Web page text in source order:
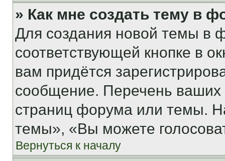
» Как мне создать тему в
Для создания новой темы в
соответствующей кнопке в
вам придётся
сообщение. Перечень ваших
страниц форума или темы.
темы», «Вы можете
Вернуться к началу